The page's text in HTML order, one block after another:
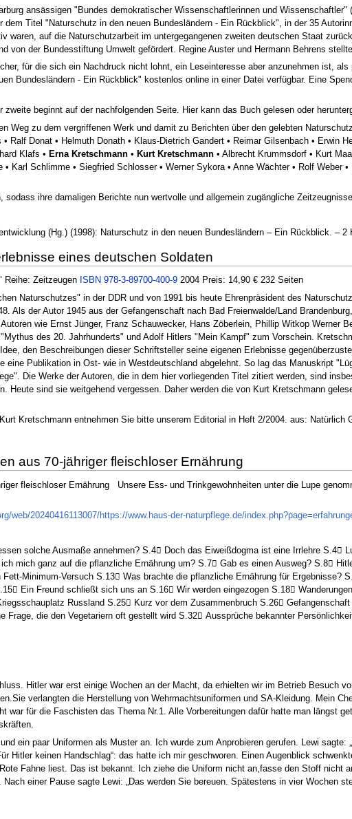
ansässigen "Bundes demokratischer Wissenschaftlerinnen und Wissenschaftler"
Titel "Naturschutz in den neuen Bundesländern - Ein Rückblick", in der 35
waren, auf die Naturschutzarbeit im untergegangenen zweiten deutschen Staat
von der Bundesstiftung Umwelt gefördert. Regine Auster und Hermann Behrens
für die sich ein Nachdruck nicht lohnt, ein Leseinteresse aber anzunehmen ist,
Bundesländern - Ein Rückblick" kostenlos online in einer Datei verfügbar. Eine
zweite beginnt auf der nachfolgenden Seite. Hier kann das Buch gelesen oder
Weg zu dem vergriffenen Werk und damit zu Berichten über den gelebten
Ralf Donat • Helmuth Donath • Klaus-Dietrich Gandert • Reimar Gilsenbach • Erwin
Klafs • Erna Kretschmann• Kurt Kretschmann• Albrecht Krummsdorf • Kurt
Karl Schlimme • Siegfried Schlosser • Werner Sykora • Anne Wächter • Rolf Weber
ihre damaligen Berichte nun wertvolle und allgemein zugängliche
(Hg.) (1998): Naturschutz in den neuen Bundesländern – Ein Rückblick. – 2
eines deutschen Soldaten
Reihe: Zeitzeugen ISBN 978-3-89700-400-92004 Preis: 14,90 € 232 Seiten
Naturschutzes" in der DDR und von 1991 bis heute Ehrenpräsident des
Als der Autor 1945 aus der Gefangenschaft nach Bad Freienwalde/Land
wie Ernst Jünger, Franz Schauwecker, Hans Zöberlein, Phillip Witkop Werner
des 20. Jahrhunderts" und Adolf Hitlers "Mein Kampf" zum Vorschein.
den Beschreibungen dieser Schriftsteller seine eigenen Erlebnisse
eine Publikation in Ost- wie in Westdeutschland abgelehnt. So lag das Manuskript
Die Werke der Autoren, die in dem hier vorliegenden Titel zitiert werden, sind
Heute sind sie weitgehend vergessen. Daher werden die von Kurt Kretschmann
Kretschmann entnehmen Sie bitte unserem Editorial in Heft 2/2004. aus: Natürlich
aus 70-jähriger fleischloser Ernährung
fleischloser Ernährung Unsere Ess- und Trinkgewohnheiten unter die Lupe
web/20240416113007/https://www.haus-der-naturpflege.de/
solche Ausmaße annehmen? S.4 Doch das Eiweißdogma ist eine Irrlehre S.4
mich ganz auf die pflanzliche Ernährung um? S.7 Gab es einen Ausweg? S.8
Minimum-Versuch S.13 Was brachte die pflanzliche Ernährung für Ergebnisse?
Ein Freund schließt sich uns an S.16 Wir werden eingezogen S.18
Russland S.25 Kurz vor dem Zusammenbruch S.26
Frage, die den Vegetariern oft gestellt wird S.32 Aussprüche bekannter
Hitler war erst einige Wochen an der Macht, da erhielten wir im Betrieb Besuch
verlangten die Herstellung von Wehrmachtsuniformen und SA-Kleidung. Mein
war für die Faschisten das Thema Nr.1. Alle Vorbereitungen dafür hatte man längst
ein paar Uniformen als Muster an. Ich wurde zum Anprobieren gerufen. Lewi
Hitler keinen Handschlag“: das hatte ich mir geschworen. Einen Augenblick
Fahne liest. Das ist bekannt. Ich ziehe die Uniform nicht an,fasse den Stoff nicht
Nach einer Pause sagte Lewi: „Das werden Sie bereuen. Spätestens in vier Wochen